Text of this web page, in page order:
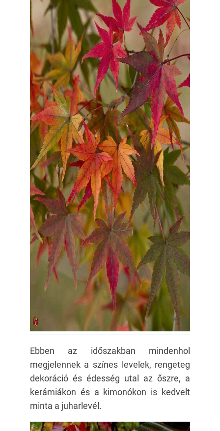
Ebben az időszakban mindenhol
megjelennek a színes levelek, rengeteg
dekoráció és édesség utal az őszre, a
kerámiákon és a kimonókon is kedvelt
minta a juharlevél.